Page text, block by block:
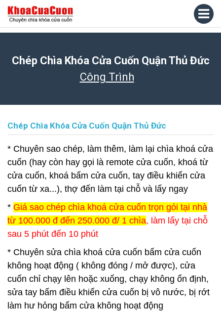
Chép Chìa Khóa Cửa Cuốn Quận Thủ Đức
Công Trình
Chép Chìa Khóa Cửa Cuốn Quận Thủ Đức
* Chuyên sao chép, làm thêm, làm lại chìa khoá cửa
cuốn (hay còn hay gọi là remote cửa cuốn, khoá từ
cửa cuốn, khoá bấm cửa cuốn, tay điều khiển cửa
cuốn từ xa...), thợ đến làm tại chỗ và lấy ngay
* Giá sao chép chìa khoá cửa cuốn trọn gói tại nhà
từ 100.000 đ đến 250.000 đ/ 1 chìa, làm lấy tại chỗ
sau 5 phút đến 10 phút
* Chuyên sửa chìa khoá cửa cuốn bấm cửa cuốn
không hoạt động ( không đóng / mở được), cửa
cuốn chỉ chạy lên hoặc xuống, chạy không ổn định,
sửa tay bấm điều khiển cửa cuốn bị vô nước, bị rớt
làm hư hỏng bấm cửa không hoạt động